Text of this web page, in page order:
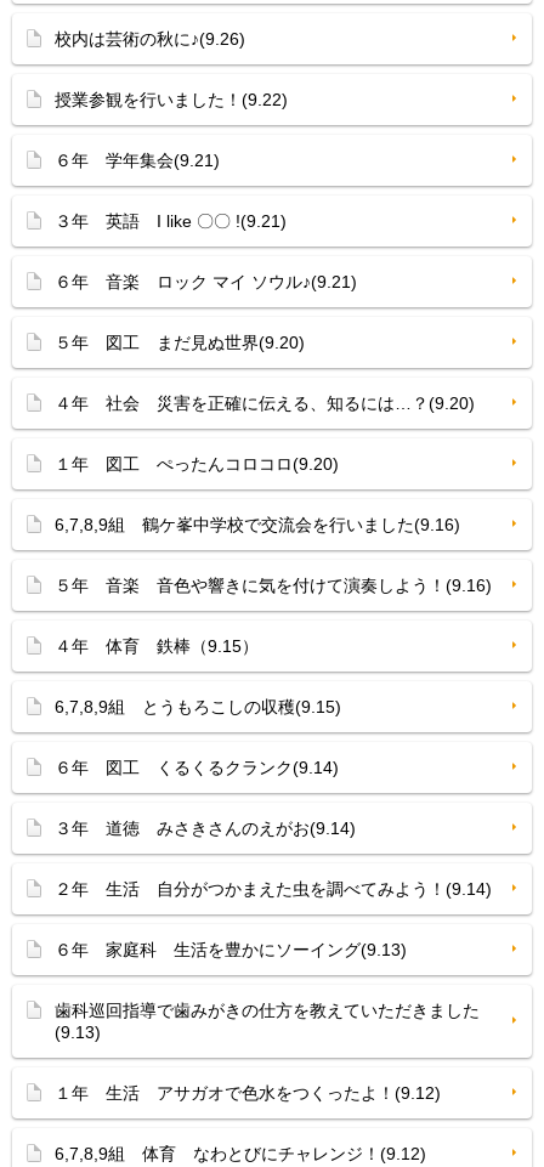
校内は芸術の秋に♪(9.26)
授業参観を行いました！(9.22)
６年 学年集会(9.21)
３年 英語 I like 〇〇 !(9.21)
６年 音楽 ロック マイ ソウル♪(9.21)
５年 図工 まだ見ぬ世界(9.20)
４年 社会 災害を正確に伝える、知るには…？(9.20)
１年 図工 ぺったんコロコロ(9.20)
6,7,8,9組 鶴ケ峯中学校で交流会を行いました(9.16)
５年 音楽 音色や響きに気を付けて演奏しよう！(9.16)
４年 体育 鉄棒（9.15）
6,7,8,9組 とうもろこしの収穫(9.15)
６年 図工 くるくるクランク(9.14)
３年 道徳 みさきさんのえがお(9.14)
２年 生活 自分がつかまえた虫を調べてみよう！(9.14)
６年 家庭科 生活を豊かにソーイング(9.13)
歯科巡回指導で歯みがきの仕方を教えていただきました
(9.13)
１年 生活 アサガオで色水をつくったよ！(9.12)
6,7,8,9組 体育 なわとびにチャレンジ！(9.12)